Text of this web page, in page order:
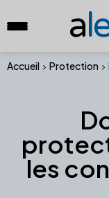
a
Accueil Protection
les